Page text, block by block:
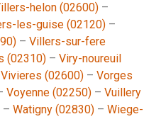
helon (02600) –
les-guise (02120) –
– Villers-sur-fere
(02310) – Viry-noureuil
Vivieres (02600) – Vorges
Voyenne (02250) – Vuillery
– Watigny (02830) – Wiege-